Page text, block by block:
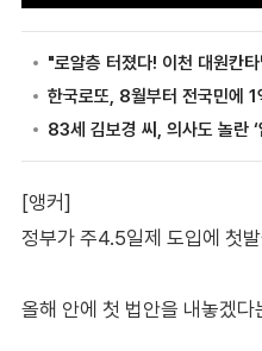
[앵커]
정부가 주4.5일제 도입에 첫
올해 안에 첫 법안을 내놓겠다